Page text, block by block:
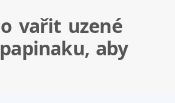
vařit uzené
aby